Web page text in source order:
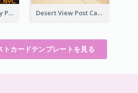
NYC New York City Post Card Desert View Post Card
トカードテンプレートを見る